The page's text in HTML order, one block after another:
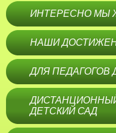
ИНТЕРЕСНО МЫ
НАШИ
ДЛЯ ПЕДАГОГОВ
ДЕТСКИЙ САД